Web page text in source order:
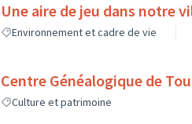
Une aire de jeu dans notre
Environnement et cadre de vie
Centre Généalogique de
Culture et patrimoine